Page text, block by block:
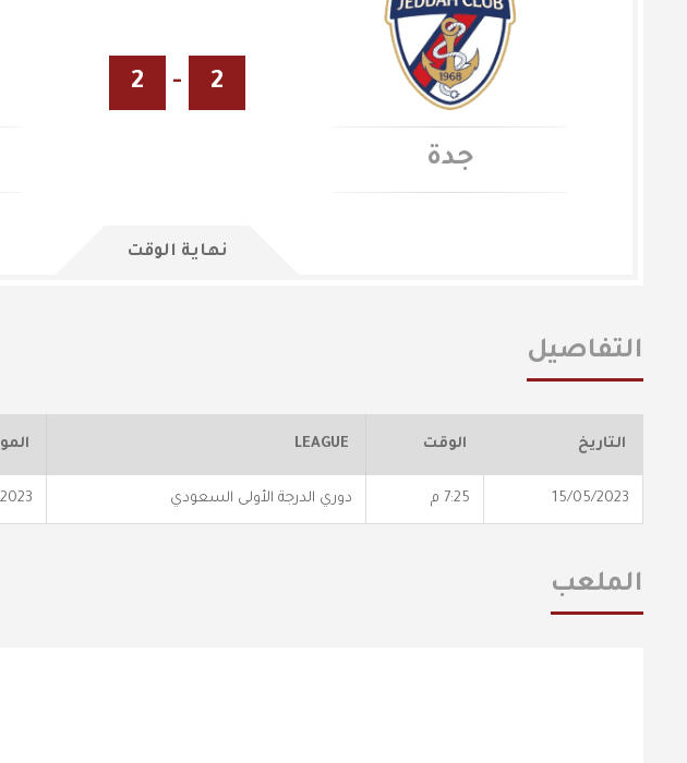
جدة
2
-
2
نهاية الوقت
التفاصيل
التاريخ الوقت LEAGUE
15/05/2023 7:25 م دوري الدرجة الأولى السعودي
الملعب